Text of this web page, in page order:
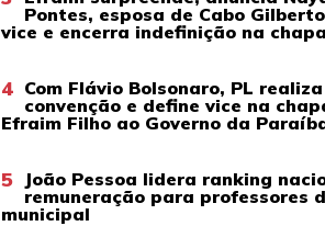
Pontes, esposa de Cabo
vice e encerra indefinição na
4 Com Flávio Bolsonaro, PL realiza
convenção e define vice na
Efraim Filho ao Governo da
5
João Pessoa lidera ranking
remuneração para professores
municipal